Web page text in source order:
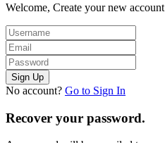
Welcome, Create your new account
No account? Go to Sign In
Recover your password.